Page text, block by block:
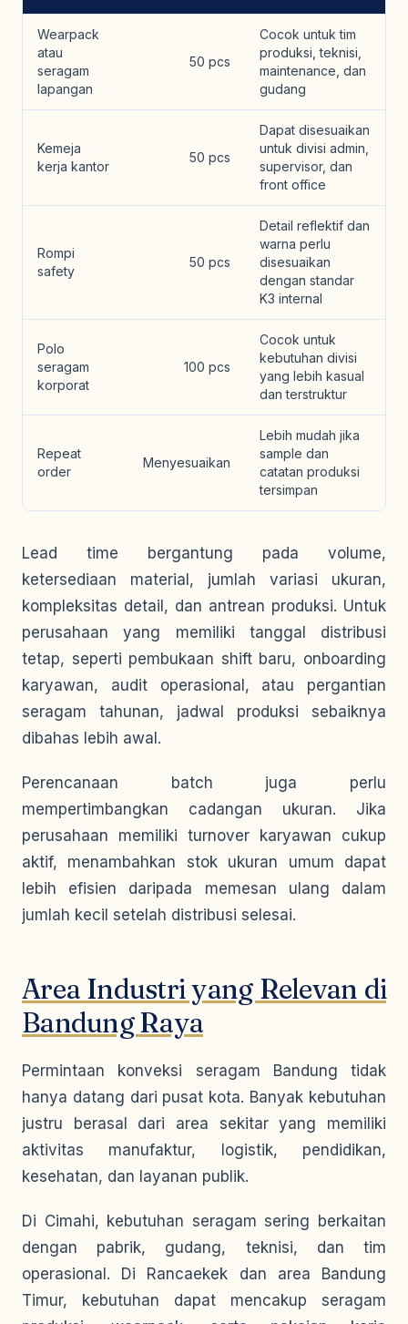
Wearpack
atau
seragam
lapangan
50 pcs
Cocok untuk tim
produksi, teknisi,
maintenance, dan
gudang
Kemeja
kerja kantor
50 pcs
Dapat disesuaikan
untuk divisi admin,
supervisor, dan
front office
Rompi
safety
50 pcs
Detail reflektif dan
warna perlu
disesuaikan
dengan standar
K3 internal
Polo
seragam
korporat
100 pcs
Cocok untuk
kebutuhan divisi
yang lebih kasual
dan terstruktur
Repeat
order
Menyesuaikan
Lebih mudah jika
sample dan
catatan produksi
tersimpan
Lead time bergantung pada volume,
ketersediaan material, jumlah variasi ukuran,
kompleksitas detail, dan antrean produksi. Untuk
perusahaan yang memiliki tanggal distribusi
tetap, seperti pembukaan shift baru, onboarding
karyawan, audit operasional, atau pergantian
seragam tahunan, jadwal produksi sebaiknya
dibahas lebih awal.
Perencanaan batch juga perlu
mempertimbangkan cadangan ukuran. Jika
perusahaan memiliki turnover karyawan cukup
aktif, menambahkan stok ukuran umum dapat
lebih efisien daripada memesan ulang dalam
jumlah kecil setelah distribusi selesai.
Area Industri yang Relevan di
Bandung Raya
Permintaan konveksi seragam Bandung tidak
hanya datang dari pusat kota. Banyak kebutuhan
justru berasal dari area sekitar yang memiliki
aktivitas manufaktur, logistik, pendidikan,
kesehatan, dan layanan publik.
Di Cimahi, kebutuhan seragam sering berkaitan
dengan pabrik, gudang, teknisi, dan tim
operasional. Di Rancaekek dan area Bandung
Timur, kebutuhan dapat mencakup seragam